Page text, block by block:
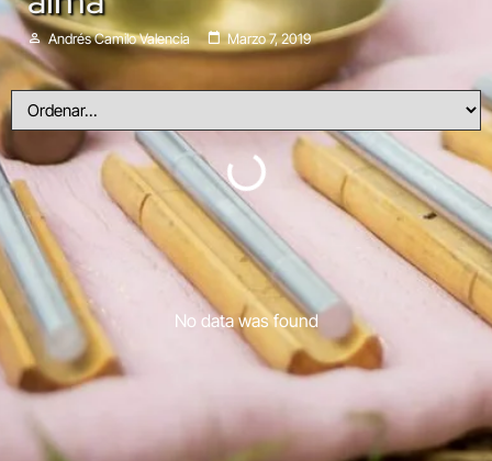
Andrés Camilo Valencia Marzo 7, 2019
No data was found